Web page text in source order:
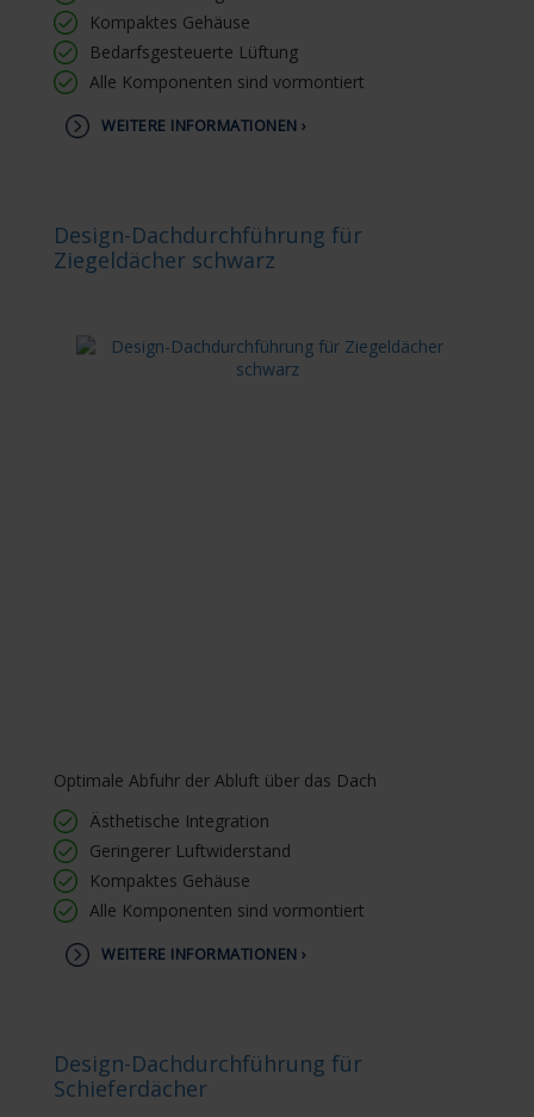
Kompaktes Gehäuse
Bedarfsgesteuerte Lüftung
Alle Komponenten sind vormontiert
WEITERE INFORMATIONEN ›
Design-Dachdurchführung für
Ziegeldächer schwarz
Optimale Abfuhr der Abluft über das Dach
Ästhetische Integration
Geringerer Luftwiderstand
Kompaktes Gehäuse
Alle Komponenten sind vormontiert
WEITERE INFORMATIONEN ›
Design-Dachdurchführung für
Schieferdächer